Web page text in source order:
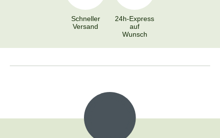
Schneller
Versand
24h-Express
auf
Wunsch